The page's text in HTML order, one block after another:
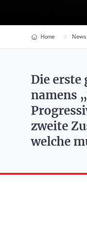
Home News
Die erste
namens
zweite
welche